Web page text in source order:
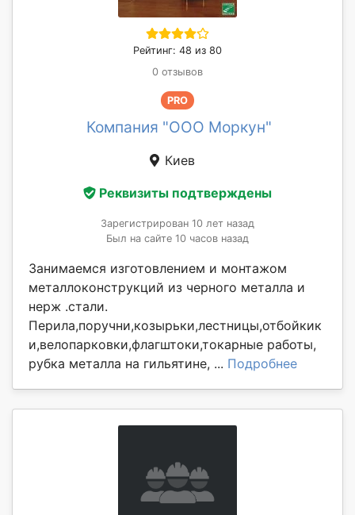
Рейтинг: 48 из 80
0 отзывов
PRO
Компания "ООО Моркун"
Киев
Реквизиты подтверждены
Зарегистрирован 10 лет назад
Был на сайте 10 часов назад
Занимаемся изготовлением и монтажом
металлоконструкций из черного металла и
нерж .стали.
Перила,поручни,козырьки,лестницы,отбойкик
и,велопарковки,флагштоки,токарные работы,
рубка металла на гильятине, ... Подробнее